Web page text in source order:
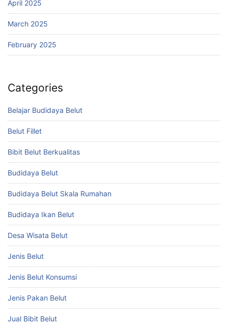
April 2025
March 2025
February 2025
Categories
Belajar Budidaya Belut
Belut Fillet
Bibit Belut Berkualitas
Budidaya Belut
Budidaya Belut Skala Rumahan
Budidaya Ikan Belut
Desa Wisata Belut
Jenis Belut
Jenis Belut Konsumsi
Jenis Pakan Belut
Jual Bibit Belut